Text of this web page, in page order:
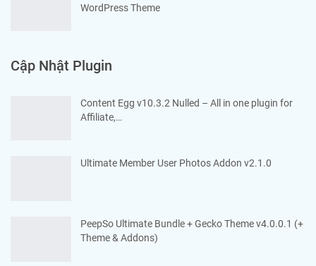
WordPress Theme
Cập Nhật Plugin
Content Egg v10.3.2 Nulled – All in one plugin for
Affiliate,…
Ultimate Member User Photos Addon v2.1.0
PeepSo Ultimate Bundle + Gecko Theme v4.0.0.1 (+
Theme & Addons)